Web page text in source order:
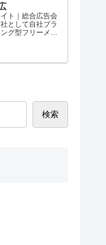
イト｜総合広告会
として自社ブラ
グ型フリーメデ
検索